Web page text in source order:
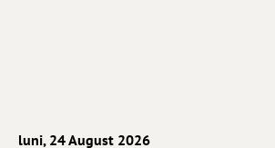
luni, 24 August 2026